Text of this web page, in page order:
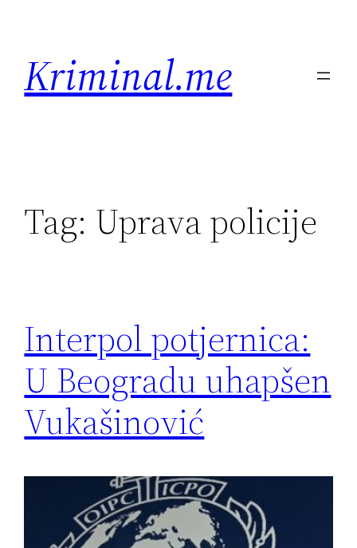
content
Kriminal.me
Tag: Uprava policije
Interpol potjernica:
U Beogradu uhapšen
Vukašinović